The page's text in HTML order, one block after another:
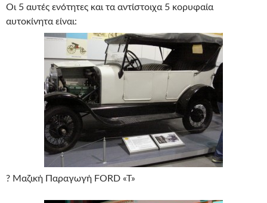
Οι 5 αυτές ενότητες και τα αντίστοιχα 5 κορυφαία
αυτοκίνητα είναι:
? Μαζική Παραγωγή FORD «T»